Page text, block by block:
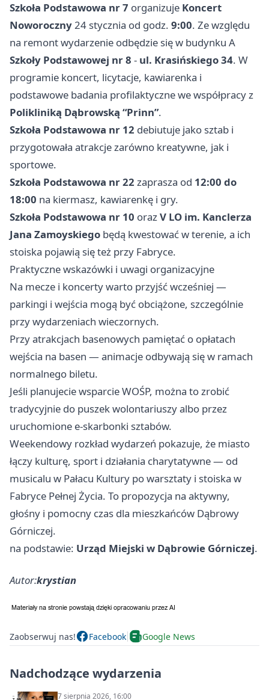
Szkoła Podstawowa nr 7 organizuje Koncert
Noworoczny24 stycznia od godz. 9:00. Ze względu
na remont wydarzenie odbędzie się w budynku A
Szkoły Podstawowej nr 8 - ul. Krasińskiego 34. W
programie koncert, licytacje, kawiarenka i
podstawowe badania profilaktyczne we współpracy z
Polikliniką Dąbrowską “Prinn”.
Szkoła Podstawowa nr 12 debiutuje jako sztab i
przygotowała atrakcje zarówno kreatywne, jak i
sportowe.
Szkoła Podstawowa nr 22 zaprasza od 12:00 do
18:00 na kiermasz, kawiarenkę i gry.
Szkoła Podstawowa nr 10 orazV LO im. Kanclerza
Jana Zamoyskiego będą kwestować w terenie, a ich
stoiska pojawią się też przy Fabryce.
Praktyczne wskazówki i uwagi organizacyjne
Na mecze i koncerty warto przyjść wcześniej —
parkingi i wejścia mogą być obciążone, szczególnie
przy wydarzeniach wieczornych.
Przy atrakcjach basenowych pamiętać o opłatach
wejścia na basen — animacje odbywają się w ramach
normalnego biletu.
Jeśli planujecie wsparcie WOŚP, można to zrobić
tradycyjnie do puszek wolontariuszy albo przez
uruchomione e‑skarbonki sztabów.
Weekendowy rozkład wydarzeń pokazuje, że miasto
łączy kulturę, sport i działania charytatywne — od
musicalu w Pałacu Kultury po warsztaty i stoiska w
Fabryce Pełnej Życia. To propozycja na aktywny,
głośny i pomocny czas dla mieszkańców Dąbrowy
Górniczej.
na podstawie: Urząd Miejski w Dąbrowie Górniczej.
Autor:krystian
Zaobserwuj nas! Facebook Google News
Nadchodzące wydarzenia
7 sierpnia 2026, 16:00